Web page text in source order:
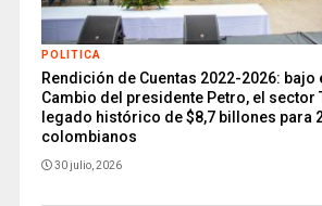
POLITICA
Rendición de Cuentas 2022-2026: bajo
Cambio del presidente Petro, el sector
legado histórico de $8,7 billones para
colombianos
30 julio, 2026